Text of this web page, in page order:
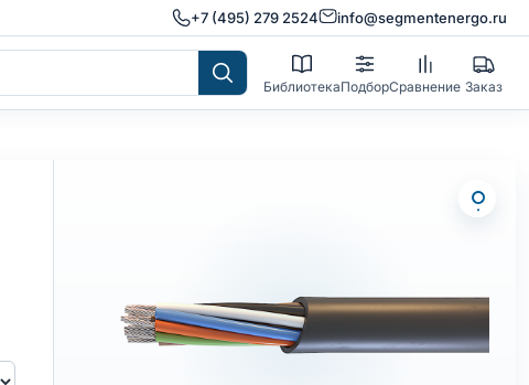
+7 (495) 279 2524 info@segmentenergo.ru
БиблиотекаПодборСравнение Заказ